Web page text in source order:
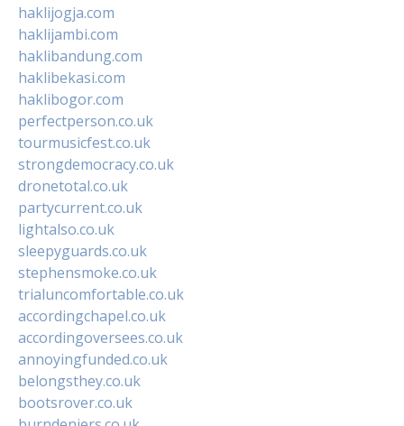
haklijogja.com
haklijambi.com
haklibandung.com
haklibekasi.com
haklibogor.com
perfectperson.co.uk
tourmusicfest.co.uk
strongdemocracy.co.uk
dronetotal.co.uk
partycurrent.co.uk
lightalso.co.uk
sleepyguards.co.uk
stephensmoke.co.uk
trialuncomfortable.co.uk
accordingchapel.co.uk
accordingoversees.co.uk
annoyingfunded.co.uk
belongsthey.co.uk
bootsrover.co.uk